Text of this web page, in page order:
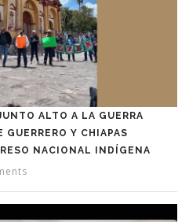
ALTO A LA GUERRA
Y CHIAPAS
NACIONAL INDÍGENA